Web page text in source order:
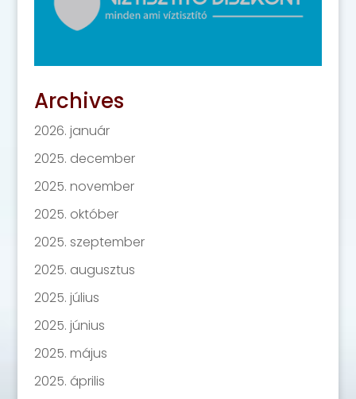
Archives
2026. január
2025. december
2025. november
2025. október
2025. szeptember
2025. augusztus
2025. július
2025. június
2025. május
2025. április